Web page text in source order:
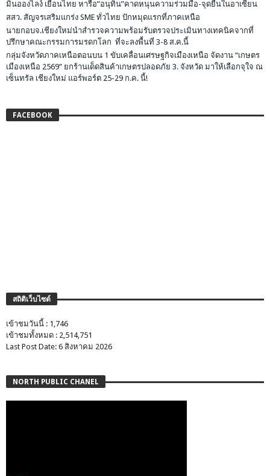
มินอองไลง์ เยือนไทย หารือ”อนุทิน”คาดหนุนความร่วมมือ-จุดยืนในอาเซียน
สสว. สัญจรเสริมแกร่ง SME ทั่วไทย ปักหมุดแรกที่ภาคเหนือ
นายกอบจ.เชียงใหม่นำสำรวจความพร้อมรับตรวจประเมินทางเทคนิคจากที่
ปรึกษาคณะกรรมการมรดกโลก ที่จะลงพื้นที่ 3-8 ส.ค.นี้
กลุ่มจังหวัดภาคเหนือตอนบน 1 ขับเคลื่อนเศรษฐกิจเมืองเหนือ จัดงาน “เกษตร
เมืองเหนือ 2569” ยกร้านเด็ดสินค้าเกษตรปลอดภัย 3. จังหวัด มาให้เลือกจุใจ ณ
เซ็นทรัล เชียงใหม่ แอร์พอร์ต 25-29 ก.ค. นี้!
FACEBOOK
สถิติเว็บไซต์
เข้าชมวันนี้ : 1,746
เข้าชมทั้งหมด : 2,514,751
Last Post Date: 6 สิงหาคม 2026
NORTH PUBLIC CHANEL